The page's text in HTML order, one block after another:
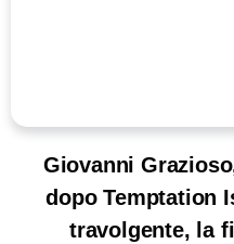
Giovanni
dopo Temptation
travolgente, la